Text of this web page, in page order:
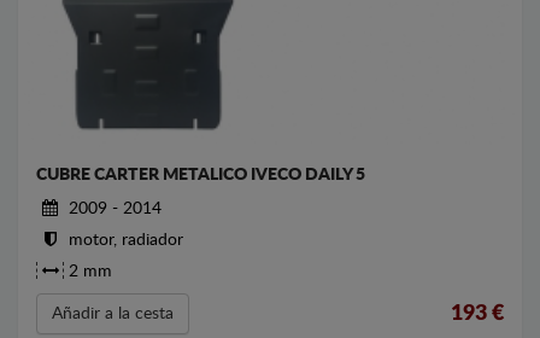
CUBRE CARTER METALICO IVECO DAILY 5
2009 - 2014
motor, radiador
2 mm
Añadir a la cesta 193 €